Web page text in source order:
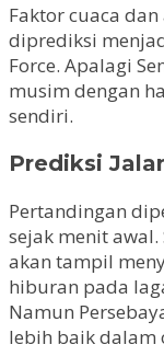
Faktor cuaca
diprediksi
Force. Apalagi
musim dengan
sendiri.
Prediksi
Pertandingan
sejak menit awal.
akan tampil
hiburan pada
Namun
lebih baik dalam